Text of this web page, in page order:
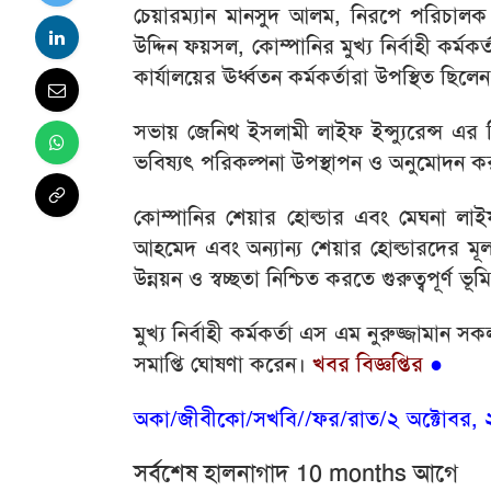
চেয়ারম্যান মানসুদ আলম, নিরপে
উদ্দিন ফয়সল, কোম্পানির মুখ্য নির্বাহী
কার্যালয়ের ঊর্ধ্বতন কর্মকর্তারা উপস্থিত
সভায় জেনিথ ইসলামী লাইফ ইন্স্যুরেন্স এর
ভবিষ্যৎ পরিকল্পনা উপস্থাপন ও অনুমোদন
কোম্পানির শেয়ার হোল্ডার এবং মেঘনা
আহমেদ এবং অন্যান্য শেয়ার হোল্ডারদের
উন্নয়ন ও স্বচ্ছতা নিশ্চিত করতে গুরুত্বপূর্ণ
মুখ্য নির্বাহী কর্মকর্তা এস এম নুরুজ্জামান
সমাপ্তি ঘোষণা করেন। খবর বিজ্ঞপ্তির ●
অকা/জীবীকো/সখবি//ফর/রাত/২ অক্টোবর,
সর্বশেষ হালনাগাদ 10 months আগে